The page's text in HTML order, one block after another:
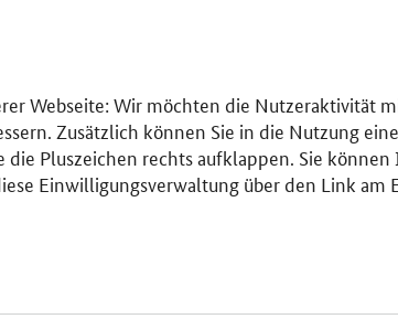
Webseite: Wir möchten die Nutzeraktivität
Zusätzlich können Sie in die Nutzung
Pluszeichen rechts aufklappen. Sie können
Einwilligungsverwaltung über den Link am